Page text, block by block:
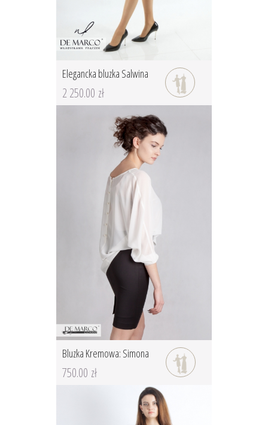
Elegancka bluzka Salwina
2 250.00 zł
Bluzka Kremowa: Simona
750.00 zł